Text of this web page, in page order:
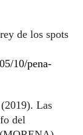
de los spots
10/pena-
Las
del